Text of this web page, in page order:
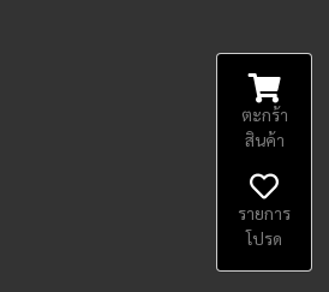
ตะกร้า
สินค้า
รายการ
โปรด